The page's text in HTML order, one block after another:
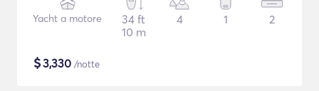
Yacht a motore
34 ft
10 m
4 1 2
$3,330 /notte